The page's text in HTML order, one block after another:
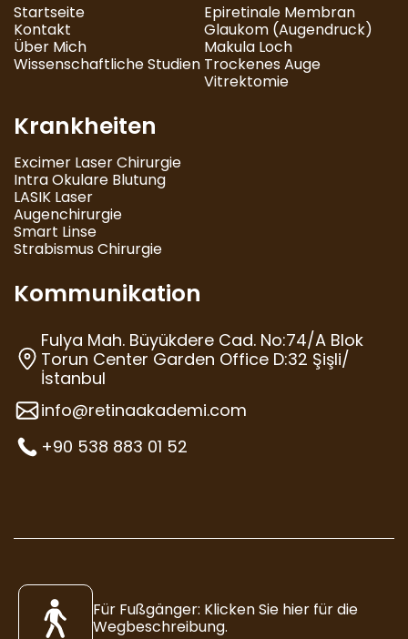
Startseite
Kontakt
Über Mich
Wissenschaftliche Studien
Epiretinale Membran
Glaukom (Augendruck)
Makula Loch
Trockenes Auge
Vitrektomie
Krankheiten
Excimer Laser Chirurgie
Intra Okulare Blutung
LASIK Laser
Augenchirurgie
Smart Linse
Strabismus Chirurgie
Kommunikation
Fulya Mah. Büyükdere Cad. No:74/A Blok
Torun Center Garden Office D:32 Şişli/
İstanbul
info@retinaakademi.com
+90 538 883 01 52
Für Fußgänger: Klicken Sie hier für die
Wegbeschreibung.